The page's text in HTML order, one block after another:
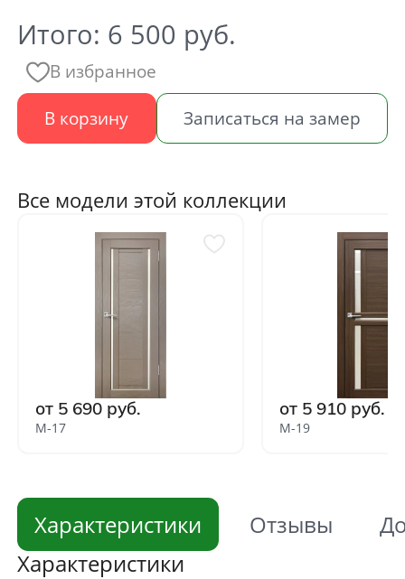
Итого: 6 500 руб.
В избранное
В корзину
Записаться на замер
Все модели этой коллекции
от 5 690 руб.
М-17
от 5 910 руб.
М-19
Характеристики Отзывы
Характеристики